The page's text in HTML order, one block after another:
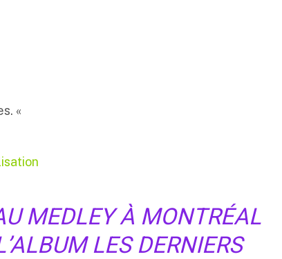
«
MEDLEY À MONTRÉAL
LES DERNIERS